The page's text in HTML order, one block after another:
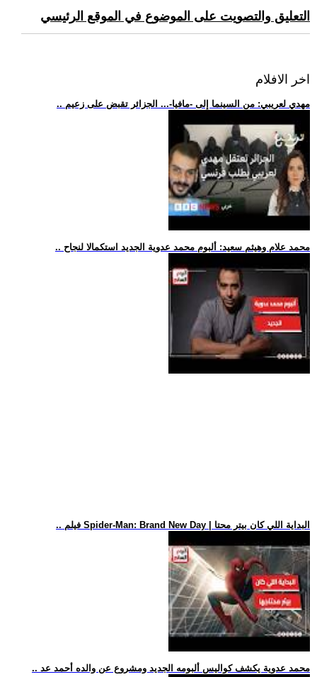
التعليق والتصويت على الموضوع في الموقع الرئيسي
اخر الافلام
.. مهدي لعريبي: من السينما إلى -مافيا-... الجزائر تقبض على زعيم
.. محمد علام وهيثم سعيد: ألبوم محمد عدوية الجديد استكمالا لنجاح
.. فيلم Spider-Man: Brand New Day | البداية اللي كان بيتر محتا
.. محمد عدوية يكشف كواليس ألبومه الجديد ومشروع عن والده أحمد عد